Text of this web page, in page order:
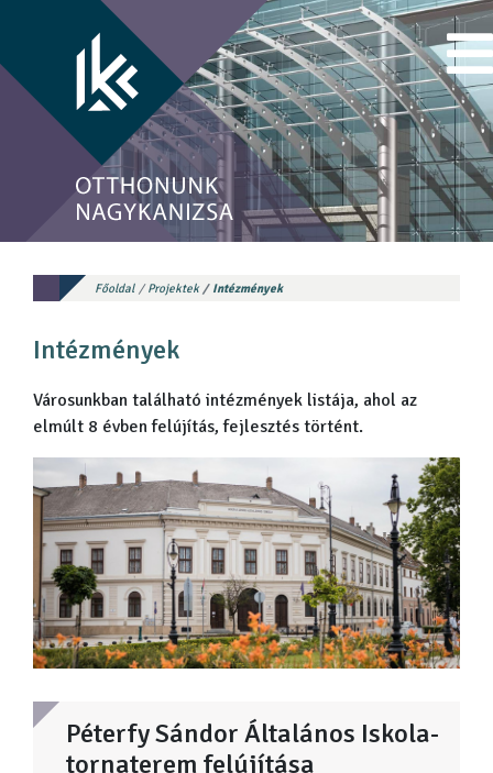
Főoldal Projektek Intézmények
Intézmények
Városunkban található intézmények listája, ahol az
elmúlt 8 évben felújítás, fejlesztés történt.
Péterfy Sándor Általános Iskola-
tornaterem felújítása